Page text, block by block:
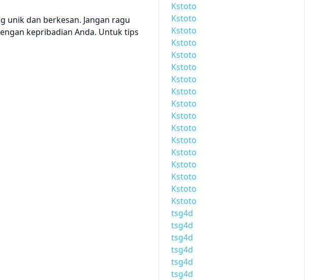
unik dan berkesan. Jangan ragu
kepribadian Anda. Untuk tips
Kstoto
Kstoto
Kstoto
Kstoto
Kstoto
Kstoto
Kstoto
Kstoto
Kstoto
Kstoto
Kstoto
Kstoto
Kstoto
Kstoto
Kstoto
Kstoto
Kstoto
tsg4d
tsg4d
tsg4d
tsg4d
tsg4d
tsg4d